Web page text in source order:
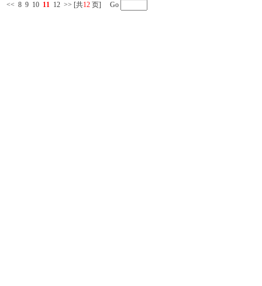
<< 8 9 10 11 12 >> [共12 页] Go